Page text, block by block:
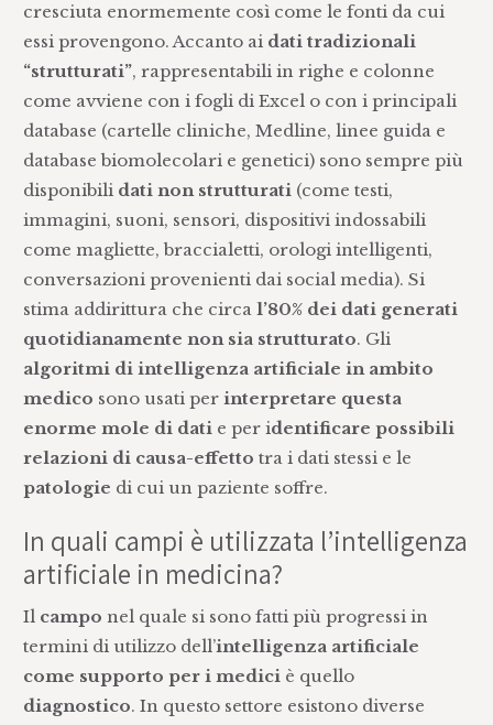
cresciuta enormemente così come le fonti da cui
essi provengono. Accanto ai dati tradizionali
“strutturati”, rappresentabili in righe e colonne
come avviene con i fogli di Excel o con i principali
database (cartelle cliniche, Medline, linee guida e
database biomolecolari e genetici) sono sempre più
disponibili dati non strutturati (come testi,
immagini, suoni, sensori, dispositivi indossabili
come magliette, braccialetti, orologi intelligenti,
conversazioni provenienti dai social media). Si
stima addirittura che circal’80% dei dati generati
quotidianamente non sia strutturato. Gli
algoritmi di intelligenza artificiale in ambito
medico sono usati perinterpretare questa
enorme mole di dati e per identificare possibili
relazioni di causa-effetto tra i dati stessi e le
patologie di cui un paziente soffre.
In quali campi è utilizzata l’intelligenza
artificiale in medicina?
Il campo nel quale si sono fatti più progressi in
termini di utilizzo dell’intelligenza artificiale
come supporto per i medici è quello
diagnostico. In questo settore esistono diverse